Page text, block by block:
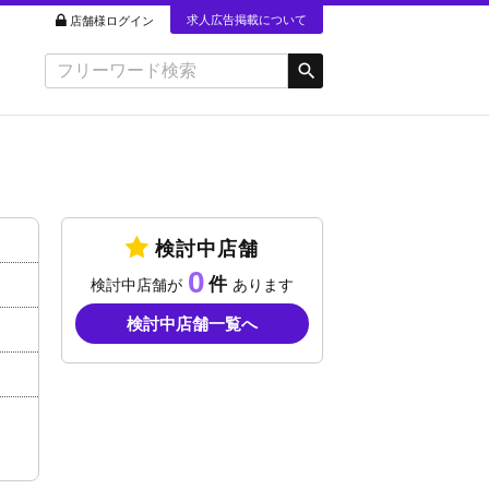
店舗様ログイン 求人広告掲載について
検討中店舗
検討中店舗が 0 あります
検討中店舗一覧へ